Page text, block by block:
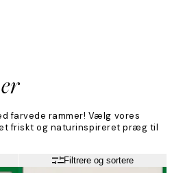
farvede rammer! Vælg vores
friskt og naturinspireret præg til
Filtrere og sortere